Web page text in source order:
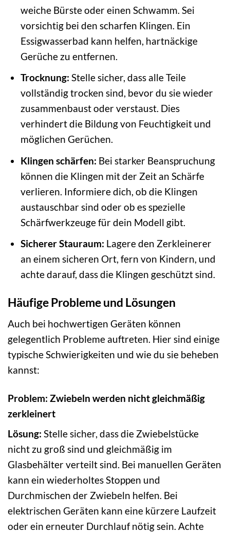
weiche Bürste oder einen Schwamm. Sei
vorsichtig bei den scharfen Klingen. Ein
Essigwasserbad kann helfen, hartnäckige
Gerüche zu entfernen.
Trocknung: Stelle sicher, dass alle Teile
vollständig trocken sind, bevor du sie wieder
zusammenbaust oder verstaust. Dies
verhindert die Bildung von Feuchtigkeit und
möglichen Gerüchen.
Klingen schärfen: Bei starker Beanspruchung
können die Klingen mit der Zeit an Schärfe
verlieren. Informiere dich, ob die Klingen
austauschbar sind oder ob es spezielle
Schärfwerkzeuge für dein Modell gibt.
Sicherer Stauraum: Lagere den Zerkleinerer
an einem sicheren Ort, fern von Kindern, und
achte darauf, dass die Klingen geschützt sind.
Häufige Probleme und Lösungen
Auch bei hochwertigen Geräten können
gelegentlich Probleme auftreten. Hier sind einige
typische Schwierigkeiten und wie du sie beheben
kannst:
Problem: Zwiebeln werden nicht gleichmäßig
zerkleinert
Lösung: Stelle sicher, dass die Zwiebelstücke
nicht zu groß sind und gleichmäßig im
Glasbehälter verteilt sind. Bei manuellen Geräten
kann ein wiederholtes Stoppen und
Durchmischen der Zwiebeln helfen. Bei
elektrischen Geräten kann eine kürzere Laufzeit
oder ein erneuter Durchlauf nötig sein. Achte